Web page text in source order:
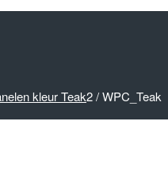
kleur Teak2/WPC_Teak